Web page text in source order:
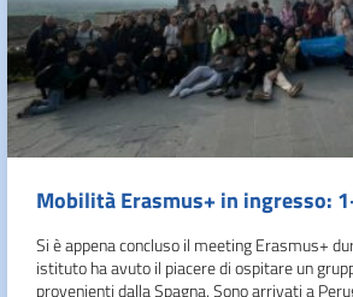
Mobilità Erasmus+ in ingresso:
Si è appena concluso il meeting Erasmus+
istituto ha avuto il piacere di ospitare un
provenienti dalla Spagna. Sono arrivati a